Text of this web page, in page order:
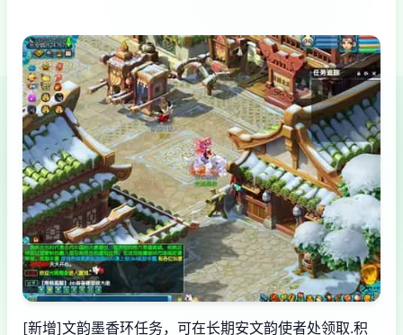
[新增]文韵墨香环任务，可在长期安文韵使者处领取.积